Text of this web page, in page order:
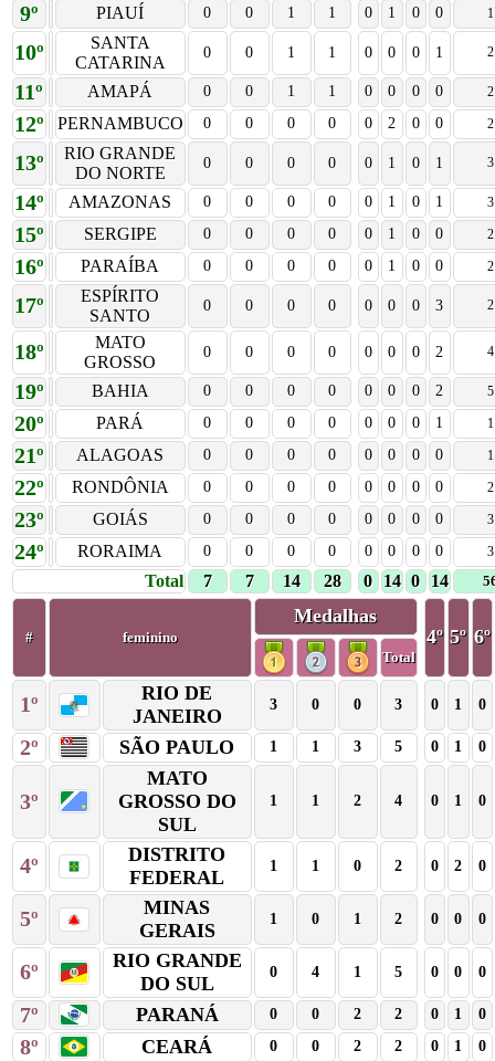
9º PIAUÍ 0 0 1 1 0 1 0 0 1
10º
SANTA
CATARINA
0 0 1 1 0 0 0 1 2
11º AMAPÁ 0 0 1 1 0 0 0 0 2
12º PERNAMBUCO 0 0 0 0 0 2 0 0 2
13º
RIO GRANDE
DO NORTE
0 0 0 0 0 1 0 1 3
14º AMAZONAS 0 0 0 0 0 1 0 1 3
15º SERGIPE 0 0 0 0 0 1 0 0 2
16º PARAÍBA 0 0 0 0 0 1 0 0 2
17º
ESPÍRITO
SANTO
0 0 0 0 0 0 0 3 2
18º
MATO
GROSSO
0 0 0 0 0 0 0 2 4
19º BAHIA 0 0 0 0 0 0 0 2 5
20º PARÁ 0 0 0 0 0 0 0 1 1
21º ALAGOAS 0 0 0 0 0 0 0 0 1
22º RONDÔNIA 0 0 0 0 0 0 0 0 2
23º GOIÁS 0 0 0 0 0 0 0 0 3
24º RORAIMA 0 0 0 0 0 0 0 0 3
Total 7 7 14 28 0 14 0 14
# feminino
Medalhas
4º 5º 6º
Total
1º
RIO DE
JANEIRO
3 0 0 3 0 1 0
2º SÃO PAULO 1 1 3 5 0 1 0
3º
MATO
GROSSO DO
SUL
1 1 2 4 0 1 0
4º
DISTRITO
FEDERAL
1 1 0 2 0 2 0
5º
MINAS
GERAIS
1 0 1 2 0 0 0
6º
RIO GRANDE
DO SUL
0 4 1 5 0 0 0
7º PARANÁ 0 0 2 2 0 1 0
8º CEARÁ 0 0 2 2 0 1 0